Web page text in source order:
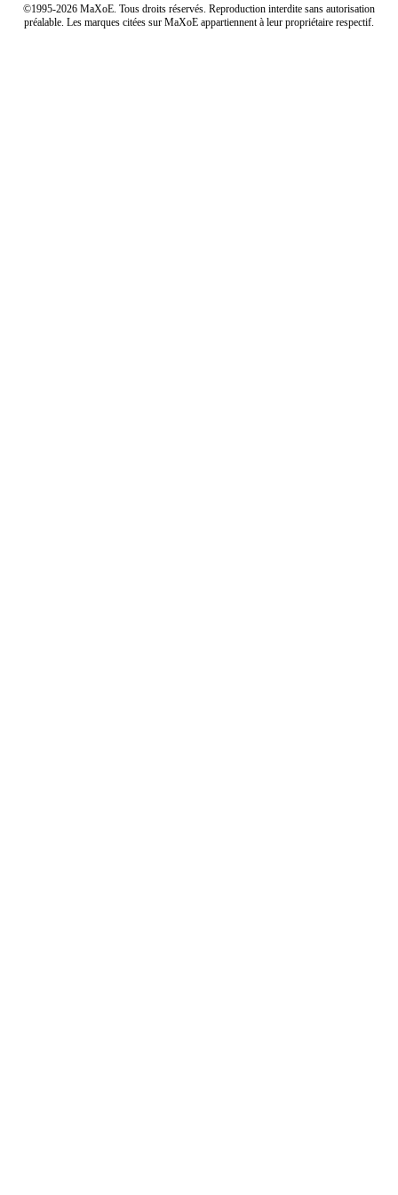
©1995-2026 MaXoE. Tous droits réservés. Reproduction interdite sans autorisation
préalable. Les marques citées sur MaXoE appartiennent à leur propriétaire respectif.